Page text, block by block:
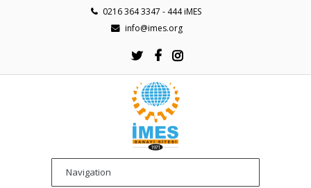
0216 364 3347 - 444 iMES
info@imes.org